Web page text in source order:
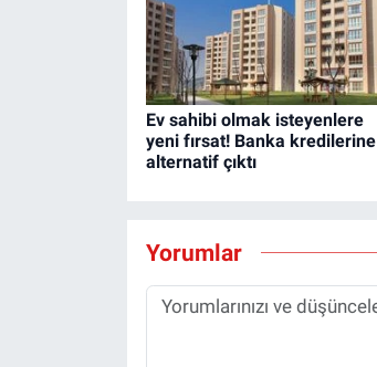
Ev sahibi olmak isteyenlere
yeni fırsat! Banka kredilerine
alternatif çıktı
Yorumlar